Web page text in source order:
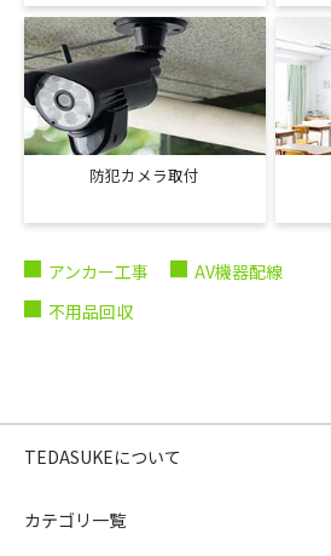
防犯カメラ取付
アンカー工事
AV機器配線
不用品回収
TEDASUKEについて
カテゴリ一覧